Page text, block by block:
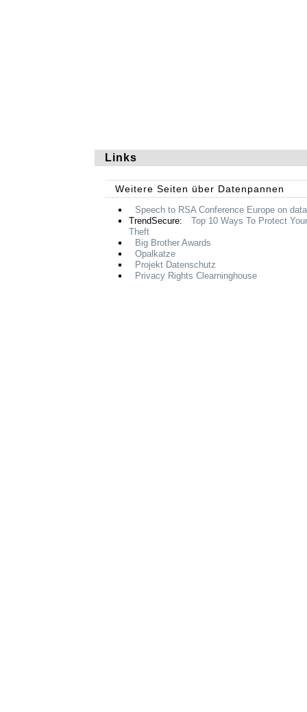
Links
Weitere Seiten über Datenpannen
Speech to RSAConference Europe on
TrendSecure:
Top 10 Ways To Protect
Theft
Big Brother Awards
Opalkatze
Projekt Datenschutz
Privacy Rights Clearninghouse